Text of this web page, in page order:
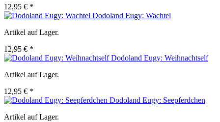
12,95 € *
Dodoland Eugy: Wachtel
Artikel auf Lager.
12,95 € *
Dodoland Eugy: Weihnachtself
Artikel auf Lager.
12,95 € *
Dodoland Eugy: Seepferdchen
Artikel auf Lager.